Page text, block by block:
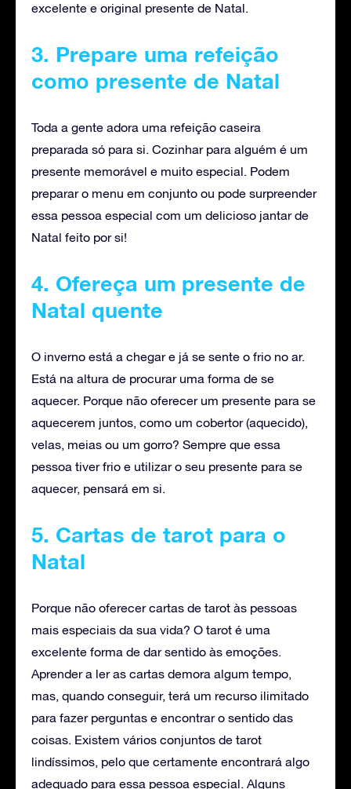
excelente e original presente de Natal.
3. Prepare uma refeição
como presente de Natal
Toda a gente adora uma refeição caseira
preparada só para si. Cozinhar para alguém é um
presente memorável e muito especial. Podem
preparar o menu em conjunto ou pode surpreender
essa pessoa especial com um delicioso jantar de
Natal feito por si!
4. Ofereça um presente de
Natal quente
O inverno está a chegar e já se sente o frio no ar.
Está na altura de procurar uma forma de se
aquecer. Porque não oferecer um presente para se
aquecerem juntos, como um cobertor (aquecido),
velas, meias ou um gorro? Sempre que essa
pessoa tiver frio e utilizar o seu presente para se
aquecer, pensará em si.
5. Cartas de tarot para o
Natal
Porque não oferecer cartas de tarot às pessoas
mais especiais da sua vida? O tarot é uma
excelente forma de dar sentido às emoções.
Aprender a ler as cartas demora algum tempo,
mas, quando conseguir, terá um recurso ilimitado
para fazer perguntas e encontrar o sentido das
coisas. Existem vários conjuntos de tarot
lindíssimos, pelo que certamente encontrará algo
adequado para essa pessoa especial. Alguns